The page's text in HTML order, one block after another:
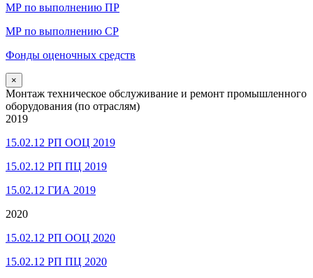
МР по выполнению ПР
МР по выполнению СР
Фонды оценочных средств
×
Монтаж техническое обслуживание и ремонт промышленного
оборудования (по отраслям)
2019
15.02.12 РП ООЦ 2019
15.02.12 РП ПЦ 2019
15.02.12 ГИА 2019
2020
15.02.12 РП ООЦ 2020
15.02.12 РП ПЦ 2020